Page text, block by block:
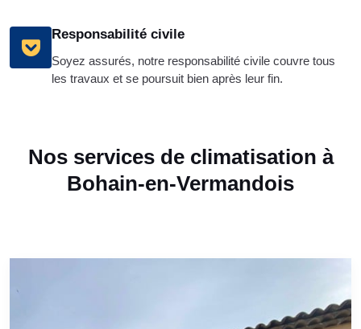
Responsabilité civile
Soyez assurés, notre responsabilité civile couvre tous
les travaux et se poursuit bien après leur fin.
Nos services de climatisation à
Bohain-en-Vermandois